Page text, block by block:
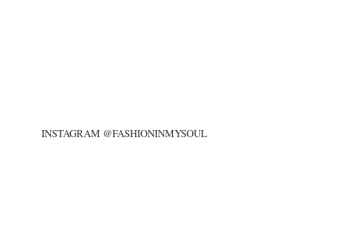
INSTAGRAM @FASHIONINMYSOUL